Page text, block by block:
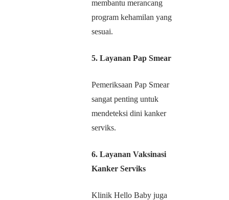
membantu merancang
program kehamilan yang
sesuai.
5. Layanan Pap Smear
Pemeriksaan Pap Smear
sangat penting untuk
mendeteksi dini kanker
serviks.
6. Layanan Vaksinasi
Kanker Serviks
Klinik Hello Baby juga